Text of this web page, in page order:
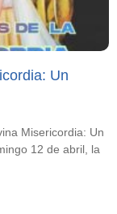
Un
Misericordia: Un
12 de abril, la